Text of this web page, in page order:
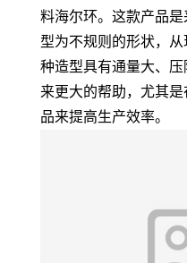
料海尔环。这款产品
型为不规则的形状，
种造型具有通量大、
来更大的帮助，尤其
品来提高生产效率。